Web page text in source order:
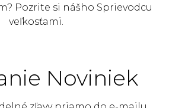
Pozrite si nášho Sprievodcu
veľkosťami.
Noviniek